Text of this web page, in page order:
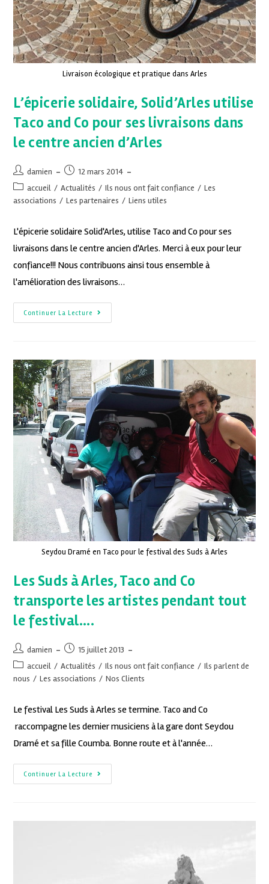
Livraison écologique et pratique dans Arles
L’épicerie solidaire, Solid’Arles utilise
Taco and Co pour ses livraisons dans
le centre ancien d’Arles
damien
12 mars 2014
accueil / Actualités / Ils nous ont fait confiance / Les
associations / Les partenaires / Liens utiles
L'épicerie solidaire Solid'Arles, utilise Taco and Co pour ses
livraisons dans le centre ancien d'Arles. Merci à eux pour leur
confiance!!! Nous contribuons ainsi tous ensemble à
l'amélioration des livraisons…
Continuer La Lecture
Seydou Dramé en Taco pour le festival des Suds à Arles
Les Suds à Arles, Taco and Co
transporte les artistes pendant tout
le festival….
damien
15 juillet 2013
accueil / Actualités / Ils nous ont fait confiance / Ils parlent de
nous / Les associations / Nos Clients
Le festival Les Suds à Arles se termine. Taco and Co
raccompagne les dernier musiciens à la gare dont Seydou
Dramé et sa fille Coumba. Bonne route et à l'année…
Continuer La Lecture